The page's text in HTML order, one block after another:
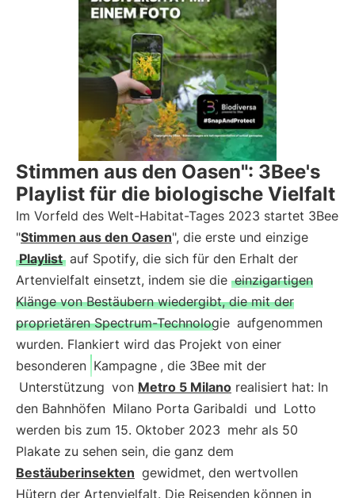
Stimmen aus den Oasen": 3Bee's
Playlist für die biologische Vielfalt
Im Vorfeld des Welt-Habitat-Tages 2023 startet 3Bee
"Stimmen aus den Oasen", die erste und einzige
Playlist auf Spotify, die sich für den Erhalt der
Artenvielfalt einsetzt, indem sie die einzigartigen
Klänge von Bestäubern wiedergibt, die mit der
proprietären Spectrum-Technologie aufgenommen
wurden. Flankiert wird das Projekt von einer
besonderen Kampagne , die 3Bee mit der
Unterstützung von Metro 5 Milano realisiert hat: In
den Bahnhöfen Milano Porta Garibaldi und Lotto
werden bis zum 15. Oktober 2023 mehr als 50
Plakate zu sehen sein, die ganz dem
Bestäuberinsekten gewidmet, den wertvollen
Hütern der Artenvielfalt. Die Reisenden können in